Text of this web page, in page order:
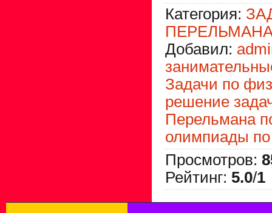
Категория:
Добавил:
Задачи по
решение
Перельмана
олимпиады
Просмотров:
Рейтинг: 5.0/1